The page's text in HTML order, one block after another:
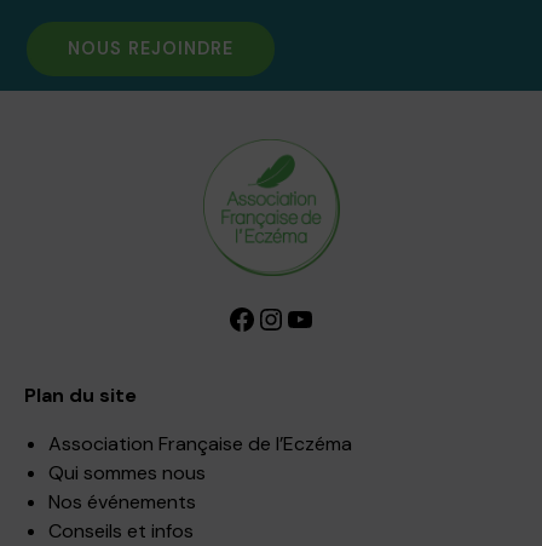
NOUS REJOINDRE
Facebook InstagramYouTube
Plan du site
Association Française de l’Eczéma
Qui sommes nous
Nos événements
Conseils et infos